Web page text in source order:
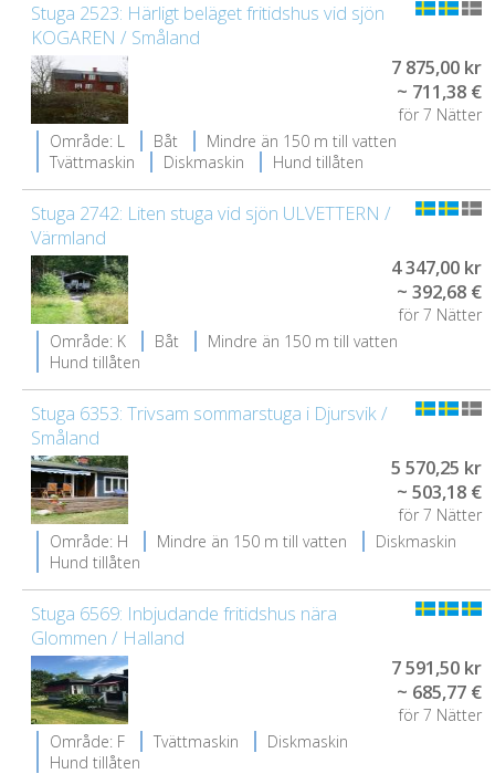
Stuga 2523: Härligt beläget fritidshus vid sjön
KOGAREN / Småland
7 875,00 kr
~ 711,38 €
för 7 Nätter
Område: L
Båt
Mindre än 150 m till vatten
Tvättmaskin
Diskmaskin Hund tillåten
Stuga 2742: Liten stuga vid sjön ULVETTERN /
Värmland
4 347,00 kr
~ 392,68 €
för 7 Nätter
Område: K
Båt
Mindre än 150 m till vatten
Hund tillåten
Stuga 6353: Trivsam sommarstuga i Djursvik /
Småland
5 570,25 kr
~ 503,18 €
för 7 Nätter
Område: H
Mindre än 150 m till vatten
Diskmaskin
Hund tillåten
Stuga 6569: Inbjudande fritidshus nära
Glommen / Halland
7 591,50 kr
~ 685,77 €
för 7 Nätter
Område: F
Tvättmaskin
Diskmaskin
Hund tillåten